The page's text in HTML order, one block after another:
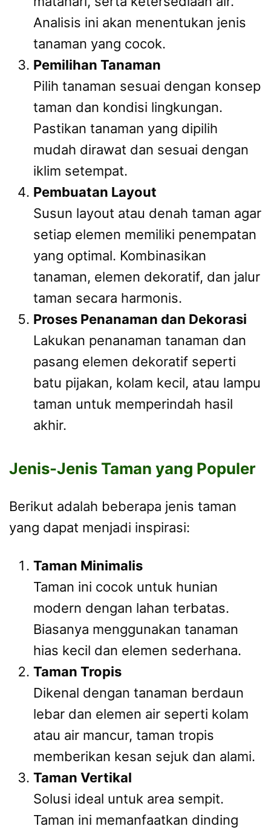
Analisis ini akan menentukan jenis
tanaman yang cocok.
Pemilihan Tanaman
Pilih tanaman sesuai dengan konsep
taman dan kondisi lingkungan.
Pastikan tanaman yang dipilih
mudah dirawat dan sesuai dengan
iklim setempat.
Pembuatan Layout
Susun layout atau denah taman agar
setiap elemen memiliki penempatan
yang optimal. Kombinasikan
tanaman, elemen dekoratif, dan jalur
taman secara harmonis.
Proses Penanaman dan Dekorasi
Lakukan penanaman tanaman dan
pasang elemen dekoratif seperti
batu pijakan, kolam kecil, atau lampu
taman untuk memperindah hasil
akhir.
Jenis-Jenis Taman yang Populer
Berikut adalah beberapa jenis taman
yang dapat menjadi inspirasi:
Taman Minimalis
Taman ini cocok untuk hunian
modern dengan lahan terbatas.
Biasanya menggunakan tanaman
hias kecil dan elemen sederhana.
Taman Tropis
Dikenal dengan tanaman berdaun
lebar dan elemen air seperti kolam
atau air mancur, taman tropis
memberikan kesan sejuk dan alami.
Taman Vertikal
Solusi ideal untuk area sempit.
Taman ini memanfaatkan dinding